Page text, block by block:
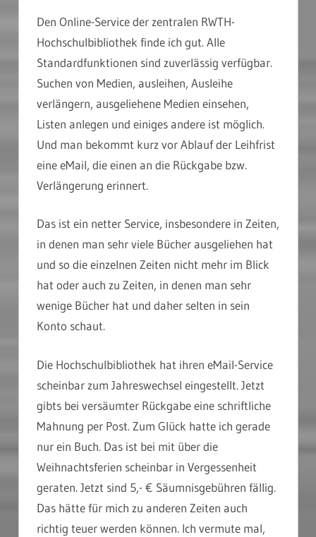
Den Online-Service der zentralen RWTH-
Hochschulbibliothek finde ich gut. Alle
Standardfunktionen sind zuverlässig verfügbar.
Suchen von Medien, ausleihen, Ausleihe
verlängern, ausgeliehene Medien einsehen,
Listen anlegen und einiges andere ist möglich.
Und man bekommt kurz vor Ablauf der Leihfrist
eine eMail, die einen an die Rückgabe bzw.
Verlängerung erinnert.
Das ist ein netter Service, insbesondere in Zeiten,
in denen man sehr viele Bücher ausgeliehen hat
und so die einzelnen Zeiten nicht mehr im Blick
hat oder auch zu Zeiten, in denen man sehr
wenige Bücher hat und daher selten in sein
Konto schaut.
Die Hochschulbibliothek hat ihren eMail-Service
scheinbar zum Jahreswechsel eingestellt. Jetzt
gibts bei versäumter Rückgabe eine schriftliche
Mahnung per Post. Zum Glück hatte ich gerade
nur ein Buch. Das ist bei mit über die
Weihnachtsferien scheinbar in Vergessenheit
geraten. Jetzt sind 5,- € Säumnisgebühren fällig.
Das hätte für mich zu anderen Zeiten auch
richtig teuer werden können. Ich vermute mal,